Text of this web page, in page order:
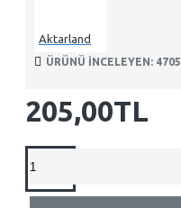
205,00TL
Aktarland
ÜRÜNÜ INCELEYEN: 4705